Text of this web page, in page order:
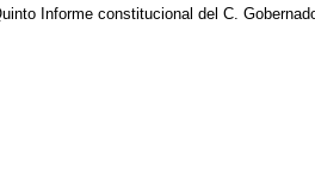
Informe constitucional del C.